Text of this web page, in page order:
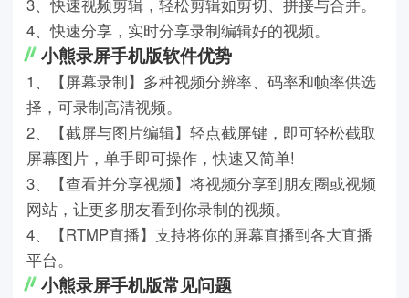
4、快速分享，实时分享录制编辑好的视频。
小熊录屏手机版软件优势
1、【屏幕录制】多种视频分辨率、码率和帧率供选
择，可录制高清视频。
2、【截屏与图片编辑】轻点截屏键，即可轻松截取
屏幕图片，单手即可操作，快速又简单!
3、【查看并分享视频】将视频分享到朋友圈或视频
网站，让更多朋友看到你录制的视频。
4、【RTMP直播】支持将你的屏幕直播到各大直播
平台。
小熊录屏手机版常见问题